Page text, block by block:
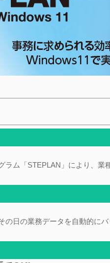
ラム「STEPLAN」により、業
の日の業務データを自動的にバ